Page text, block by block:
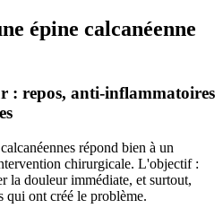
épine calcanéenne
: repos, anti-inflammatoires
répond bien à un
chirurgicale. L'objectif :
la douleur immédiate, et surtout,
qui ont créé le problème.